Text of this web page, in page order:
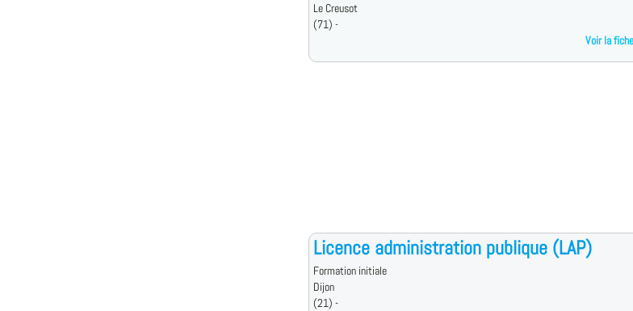
Le Creusot
(71) -
Voir la
Licence administration publique (LAP)
Formation initiale
Dijon
(21) -